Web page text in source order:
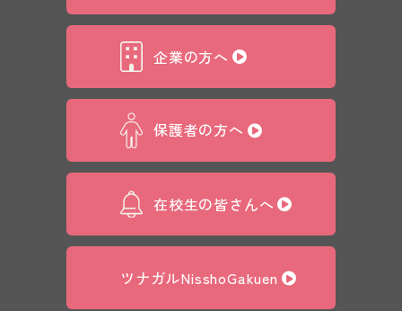
企業の方へ
保護者の方へ
在校生の皆さんへ
ツナガルNisshoGakuen